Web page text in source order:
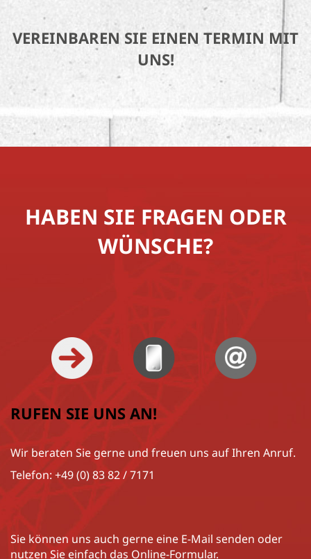
VEREINBAREN SIE EINEN TERMIN MIT
UNS!
HABEN SIE FRAGEN ODER
WÜNSCHE?
RUFEN SIE UNS AN!
Wir beraten Sie gerne und freuen uns auf Ihren Anruf.
Telefon: +49 (0) 83 82 / 7171
Sie können uns auch gerne eine E-Mail senden oder
nutzen Sie einfach das Online-Formular.